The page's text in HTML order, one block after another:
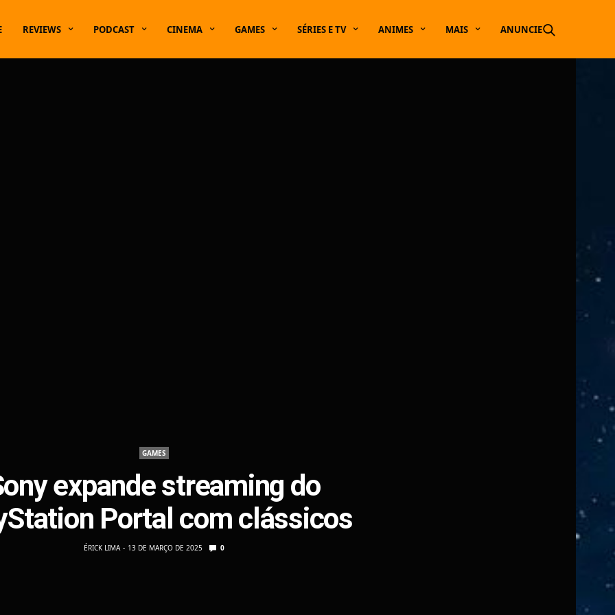
REVIEWS PODCAST CINEMA GAMES SÉRIES E TV ANIMES MAIS ANUNCIE
GAMES
expande streaming do
Portal com clássicos
ÉRICK LIMA 13 DE MARÇO DE 2025 0